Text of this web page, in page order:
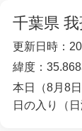
千葉県
更新日時：
緯度：
本日（8月8
日の入り（